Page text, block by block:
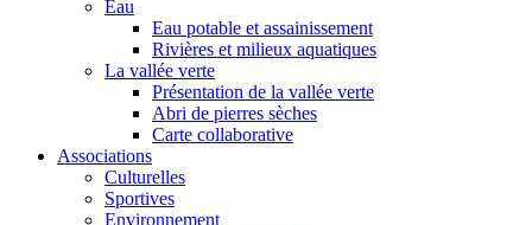
Eau
Eau potable et assainissement
Rivières et milieux aquatiques
La vallée verte
Présentation de la vallée verte
Abri de pierres sèches
Carte collaborative
Associations
Culturelles
Sportives
Environnement